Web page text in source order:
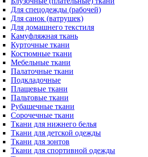
Для спецодежды (рабочей)
Для санок (ватрушек)
Для домашнего текстиля
Камуфляжная ткань
Курточные ткани
Костюмные ткани
Мебельные ткани
Палаточные ткани
Подкладочные
Плащевые ткани
Пальтовые ткани
Рубашечные ткани
Сорочечные ткани
Ткани для нижнего белья
Ткани для детской одежды
Ткани для зонтов
Ткани для спортивной одежды